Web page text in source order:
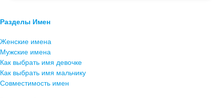
Разделы Имен
Женские имена
Мужские имена
Как выбрать имя девочке
Как выбрать имя мальчику
Совместимость имен